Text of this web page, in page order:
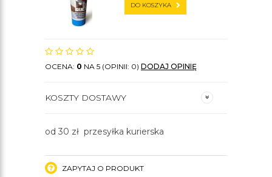
DO KOSZYKA
OCENA: 0 NA 5 (OPINII: 0) DODAJ OPINIĘ
KOSZTY DOSTAWY
od 30 zł przesyłka kurierska
ZAPYTAJ O PRODUKT